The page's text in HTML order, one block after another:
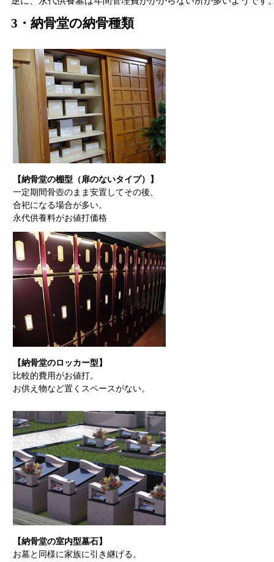
3・納骨堂の納骨種類
【納骨堂の棚型（扉のないタイプ）】
一定期間骨壺のまま安置してその後、
合祀になる場合が多い。
永代供養料がお値打価格
【納骨堂のロッカー型】
比較的費用がお値打。
お供え物など置くスペースがない。
【納骨堂の室内型墓石】
お墓と同様に家族に引き継げる。